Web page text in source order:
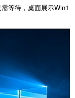
等待，桌面展示Win1